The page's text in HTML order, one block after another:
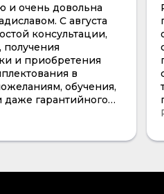
и очень довольна
С августа
консультации,
получения
и приобретения
в
обучения,
даже гарантийного
трещину на
рекомендую и